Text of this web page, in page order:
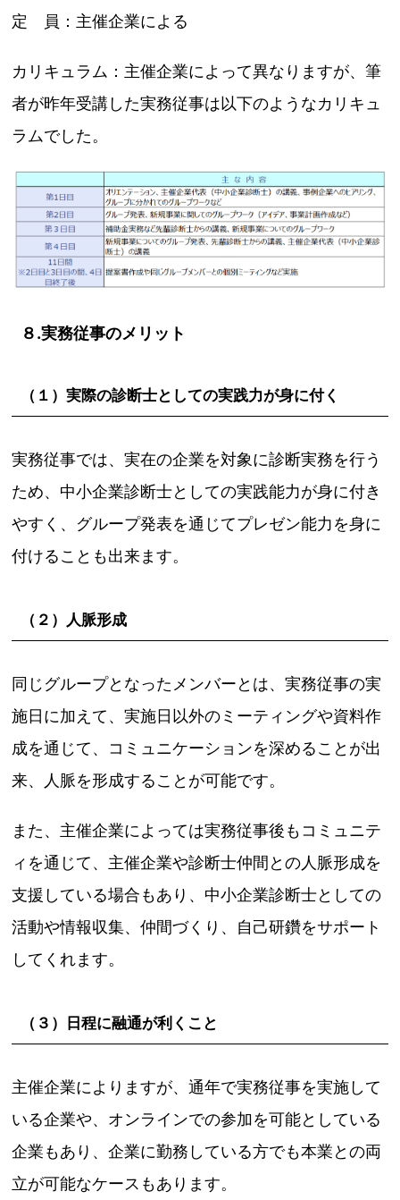
定 員：主催企業による
カリキュラム：主催企業によって異なりますが、筆
者が昨年受講した実務従事は以下のようなカリキュ
ラムでした。
８.実務従事のメリット
（１）実際の診断士としての実践力が身に付く
実務従事では、実在の企業を対象に診断実務を行う
ため、中小企業診断士としての実践能力が身に付き
やすく、グループ発表を通じてプレゼン能力を身に
付けることも出来ます。
（２）人脈形成
同じグループとなったメンバーとは、実務従事の実
施日に加えて、実施日以外のミーティングや資料作
成を通じて、コミュニケーションを深めることが出
来、人脈を形成することが可能です。
また、主催企業によっては実務従事後もコミュニテ
ィを通じて、主催企業や診断士仲間との人脈形成を
支援している場合もあり、中小企業診断士としての
活動や情報収集、仲間づくり、自己研鑽をサポート
してくれます。
（３）日程に融通が利くこと
主催企業によりますが、通年で実務従事を実施して
いる企業や、オンラインでの参加を可能としている
企業もあり、企業に勤務している方でも本業との両
立が可能なケースもあります。